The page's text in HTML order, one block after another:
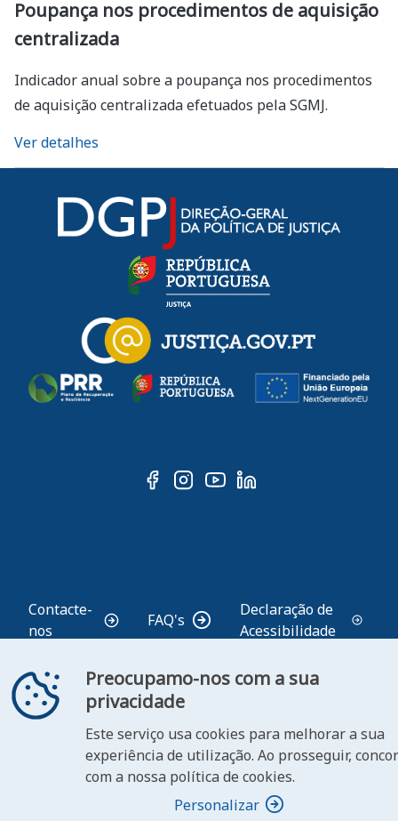
Poupança nos procedimentos de aquisição
centralizada
Indicador anual sobre a poupança nos procedimentos
de aquisição centralizada efetuados pela SGMJ.
Ver detalhes
© 2026 República Portuguesa. Todos os direitos
reservados.
Contacte-
nos
FAQ's
Declaração de
Acessibilidade
Preocupamo-nos com a sua
privacidade
Este serviço usa cookies para melhorar a sua
experiência de utilização. Ao prosseguir,
com a nossa política de cookies.
Personalizar